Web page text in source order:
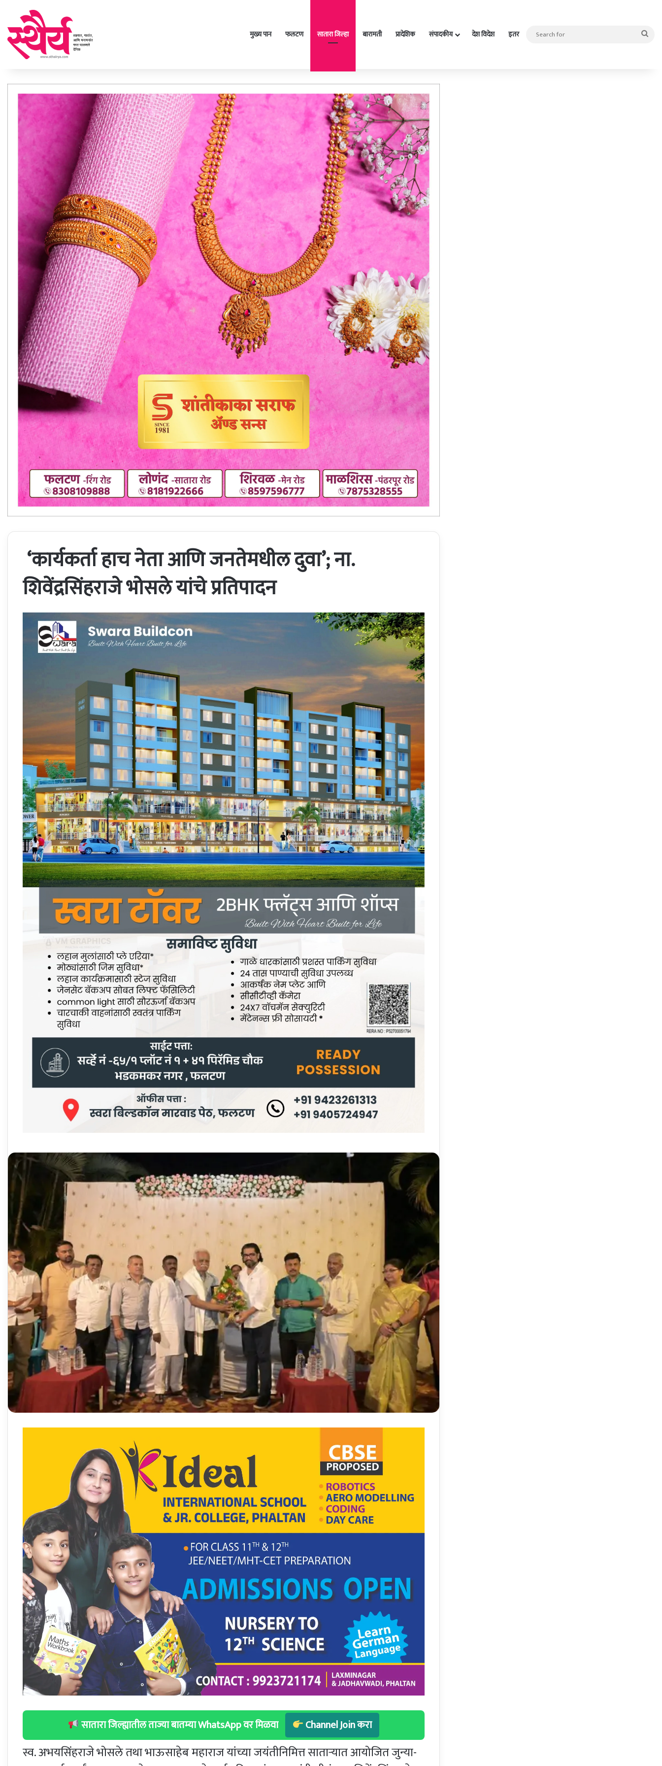
मुख्य पान फलटण सातारा जिल्हा बारामती प्रादेशिक संपादकीय देश विदेश इतर
‘कार्यकर्ता हाच नेता आणि जनतेमधील दुवा’; ना.
शिवेंद्रसिंहराजे भोसले यांचे प्रतिपादन
सातारा जिल्ह्यातील ताज्या बातम्या WhatsApp वर मिळवा Channel Join करा
स्व. अभयसिंहराजे भोसले तथा भाऊसाहेब महाराज यांच्या जयंतीनिमित्त साताऱ्यात आयोजित जुन्या-